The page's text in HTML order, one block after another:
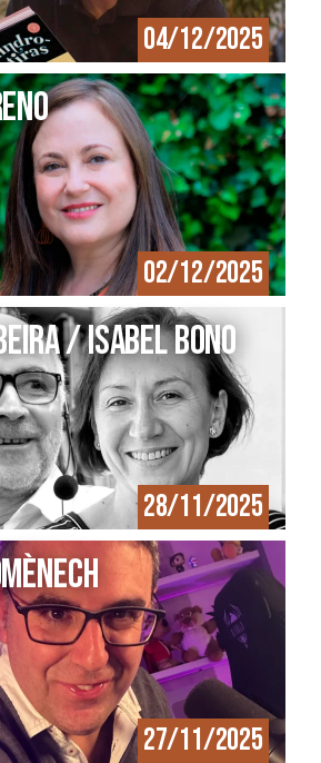
04/12/2025
02/12/2025
/ ISABEL BONO
28/11/2025
27/11/2025